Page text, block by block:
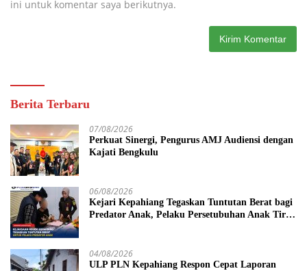
ini untuk komentar saya berikutnya.
Berita Terbaru
07/08/2026
Perkuat Sinergi, Pengurus AMJ Audiensi dengan
Kajati Bengkulu
06/08/2026
Kejari Kepahiang Tegaskan Tuntutan Berat bagi
Predator Anak, Pelaku Persetubuhan Anak Tiri
04/08/2026
ULP PLN Kepahiang Respon Cepat Laporan